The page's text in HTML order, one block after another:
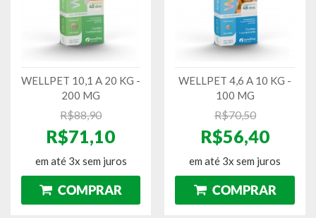
WELLPET 10,1 A 20 KG -
200 MG
R$88,90
R$71,10
em até 3x sem juros
WELLPET 4,6 A 10 KG -
100 MG
R$70,50
R$56,40
em até 3x sem juros